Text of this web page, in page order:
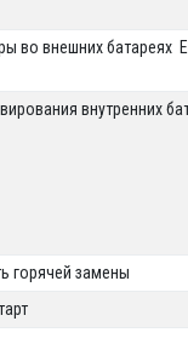
во внешних батареях
внутренних
горячей замены